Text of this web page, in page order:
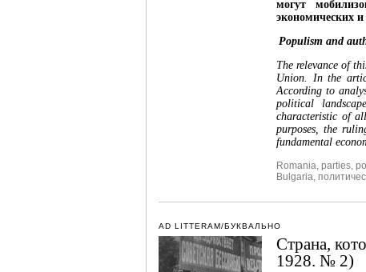
могут
экономических
Populism and
The relevance of
Union. In the
According to
political
characteristic of
purposes, the
fundamental
Romania, parties,
Bulgaria,
AD LITTERAM/БУКВАЛЬНО
Страна,
1928. № 2)